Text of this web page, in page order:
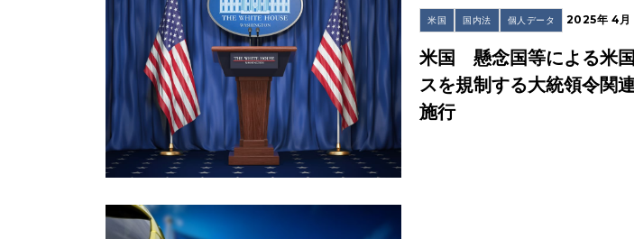
米国 国内法 個人データ 2025年 4月
米国 懸念国等による米
スを規制する大統領令関
施行